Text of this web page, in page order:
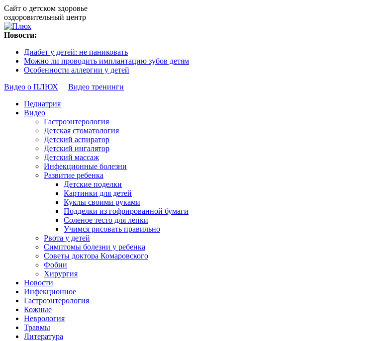
Сайт о детском здоровье
оздоровительный центр
Новости:
Диабет у детей: не паниковать
Можно ли проводить имплантацию зубов детям
Особенности аллергии у детей
Видео о ПЛЮХ
Видео тренинги
Педиатрия
Видео
Гастроэнтерология
Детская стоматология
Детский аспиратор
Детский ингалятор
Детский массаж
Инфекционные болезни
Развитие ребенка
Детские поделки
Картинки для детей
Куклы своими руками
Подделки из гофрированной бумаги
Соленое тесто для лепки
Учимся рисовать правильно
Рвота у детей
Симптомы болезни у ребенка
Советы доктора Комаровского
Фобии
Хирургия
Новости
Инфекционное
Гастроэнтерология
Кожные
Неврология
Травмы
Литература